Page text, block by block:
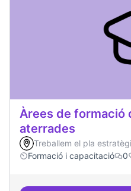
Àrees de formació
aterrades
Treballem el pla
Formació i capacitació
0